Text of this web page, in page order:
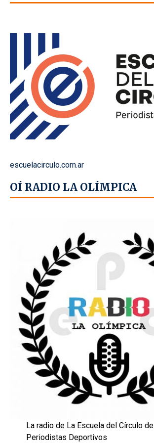
escuelacirculo.com.ar
OÍ RADIO LA OLÍMPICA
La radio de La Escuela del Círculo de
Periodistas Deportivos